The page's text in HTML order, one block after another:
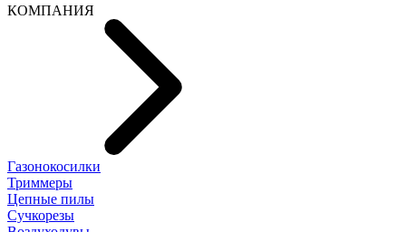
КОМПАНИЯ
Газонокосилки
Триммеры
Цепные пилы
Cучкорезы